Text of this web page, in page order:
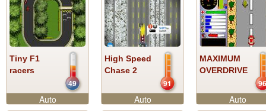
Tiny F1
racers
49
Auto
High Speed
Chase 2
91
Auto
MAXIMUM
OVERDRIVE
96
Auto